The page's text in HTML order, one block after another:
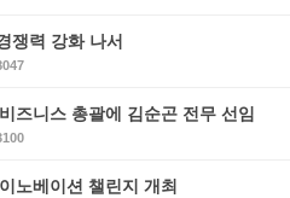
쟁력 강화 나서
즈니스 총괄에 김순곤 전무 선임
노베이션 챌린지 개최